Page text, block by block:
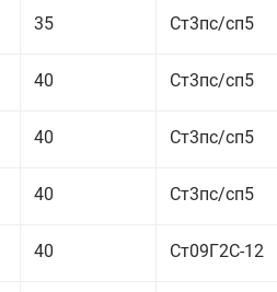
35 Ст3пс/сп5
40 Ст3пс/сп5
40 Ст3пс/сп5
40 Ст3пс/сп5
40 Ст09Г2С-12